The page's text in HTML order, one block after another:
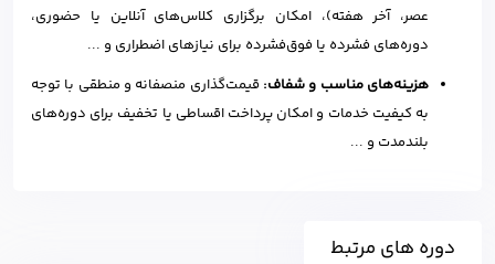
عصر، آخر هفته)، امکان برگزاری کلاس‌های آنلاین یا حضوری،
دوره‌های فشرده یا فوق‌فشرده برای نیازهای اضطراری و ...
هزینه‌های مناسب و شفاف: قیمت‌گذاری منصفانه و منطقی با توجه
به کیفیت خدمات و امکان پرداخت اقساطی یا تخفیف برای دوره‌های
بلندمدت و ...
دوره های مرتبط